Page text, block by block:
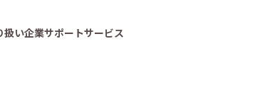
扱い企業サポートサービス